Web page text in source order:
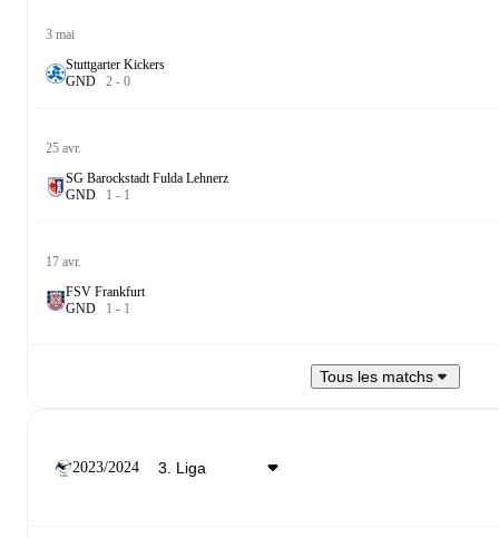
3 mai
Stuttgarter Kickers
GND 2 - 0
25 avr.
SG Barockstadt Fulda Lehnerz
GND 1 - 1
17 avr.
FSV Frankfurt
GND 1 - 1
Tous les matchs
2023/2024